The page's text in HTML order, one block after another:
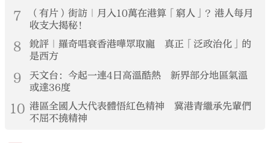
7
（有片）街訪｜月入10萬在港算「窮人」？港人每月
收支大揭秘！
8
銳評｜羅奇唱衰香港嘩眾取寵 真正「泛政治化」的
是西方
9
天文台：今起一連4日高溫酷熱 新界部分地區氣溫
或達36度
10 港區全國人大代表體悟紅色精神 冀港青繼承先輩們
不屈不撓精神